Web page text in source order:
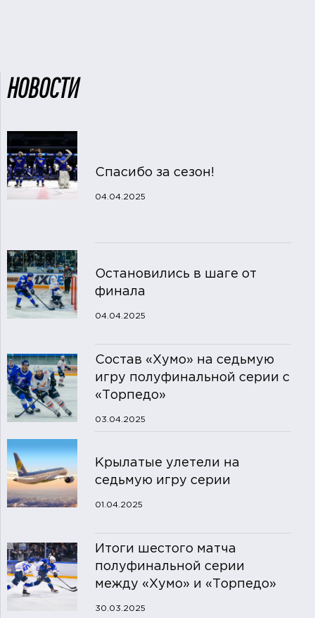
НОВОСТИ
Спасибо за сезон!
04.04.2025
Остановились в шаге от
финала
04.04.2025
Состав «Хумо» на седьмую
игру полуфинальной серии с
«Торпедо»
03.04.2025
Крылатые улетели на
седьмую игру серии
01.04.2025
Итоги шестого матча
полуфинальной серии
между «Хумо» и «Торпедо»
30.03.2025